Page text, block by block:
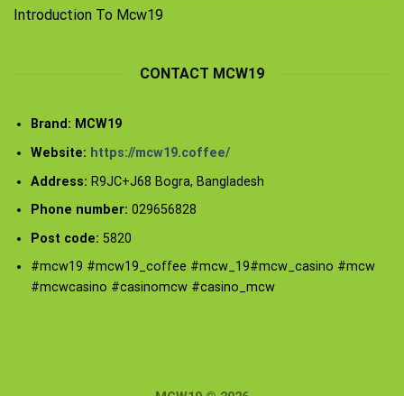
Introduction To Mcw19
CONTACT MCW19
Brand: MCW19
Website: https://mcw19.coffee/
Address: R9JC+J68 Bogra, Bangladesh
Phone number: 029656828
Post code: 5820
#mcw19 #mcw19_coffee #mcw_19#mcw_casino #mcw
#mcwcasino #casinomcw #casino_mcw